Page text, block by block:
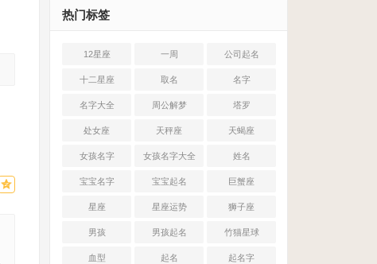
热门标签
12星座 一周 公司起名
十二星座 取名 名字
名字大全 周公解梦 塔罗
处女座 天秤座 天蝎座
女孩名字 女孩名字大全 姓名
宝宝名字 宝宝起名 巨蟹座
星座 星座运势 狮子座
男孩 男孩起名 竹猫星球
血型 起名 起名字